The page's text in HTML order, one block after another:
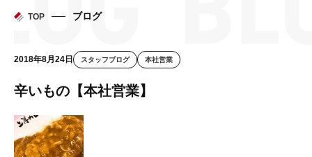
TOP ブログ
2018年8月24日 スタッフブログ 本社営業
辛いもの【本社営業】